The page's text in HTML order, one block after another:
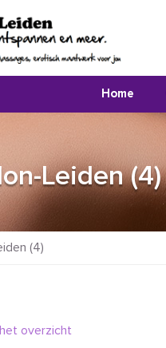
Home
Leiden (4)
(4)
overzicht